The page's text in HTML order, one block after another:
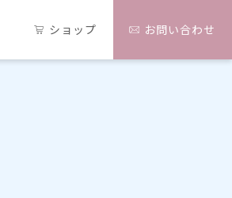
ショップ お問い合わせ